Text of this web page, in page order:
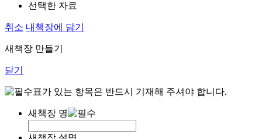
선택한 자료
취소 내책장에 담기
새책장 만들기
닫기
표가 있는 항목은 반드시 기재해 주셔야 합니다.
새책장 명